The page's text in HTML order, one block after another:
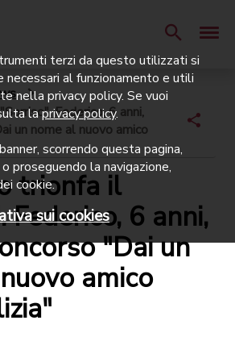
Federico, 6 anni,
un nome al nuovo amico
trionfa il
Federico, 6 anni,
"Dai un
amico
terzi da questo utilizzati si
necessari al funzionamento e utili
nella privacy policy. Se vuoi
laprivacy policy.
scorrendo questa pagina,
proseguendo la navigazione,
cookie.
sui cookies